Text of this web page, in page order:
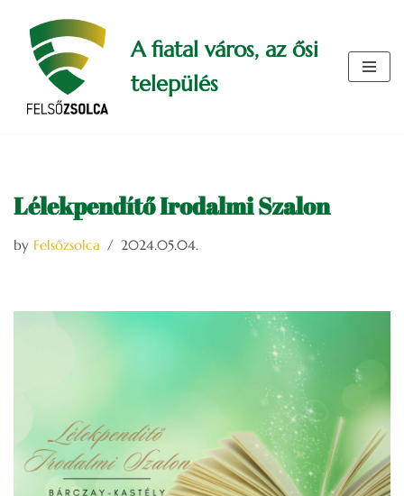
Skip
content
A fiatal város, az ősi
település
Lélekpendítő Irodalmi Szalon
by Felsőzsolca 2024.05.04.